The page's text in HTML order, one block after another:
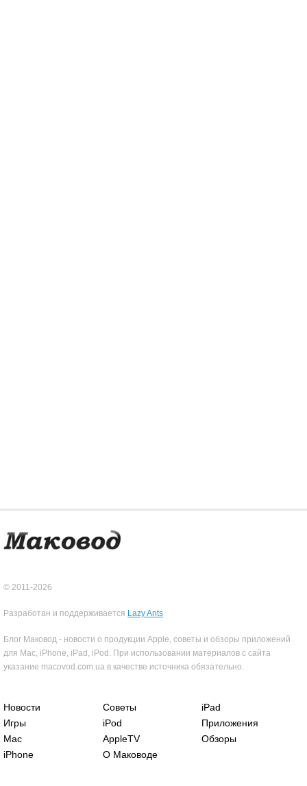
© 2011-2026
Разработан и поддерживается Lazy Ants
Блог Маковод - новости о продукции Apple, советы и обзоры приложений
для Mac, iPhone, iPad, iPod. При использовании материалов с сайта
указание macovod.com.ua в качестве источника обязательно.
Новости Советы
iPad
Игры
iPod
Приложения
Mac
AppleTV
Обзоры
iPhone
О Маководе